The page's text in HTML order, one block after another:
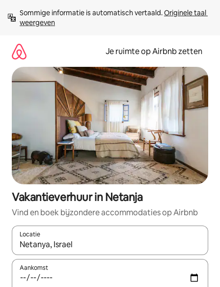
direct
naar
Sommige informatie is automatisch vertaald. Originele taal
weergeven
Je ruimte op Airbnb zetten
Vakantieverhuur in Netanja
Vind en boek bijzondere accommodaties op Airbnb
Locatie
Wanneer er suggesties beschikbaar zijn, maak je een keuze
Aankomst